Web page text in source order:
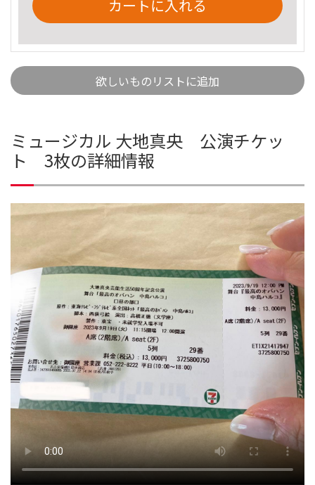
カートに入れる
欲しいものリストに追加
ミュージカル 大地真央 公演チケッ
ト 3枚の詳細情報